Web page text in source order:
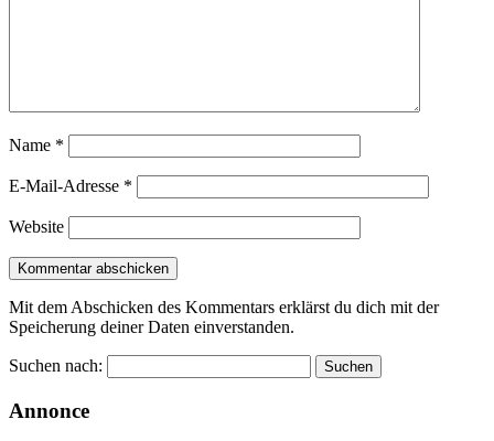
Name *
E-Mail-Adresse *
Website
Mit dem Abschicken des Kommentars erklärst du dich mit der
Speicherung deiner Daten einverstanden.
Suchen nach:
Annonce